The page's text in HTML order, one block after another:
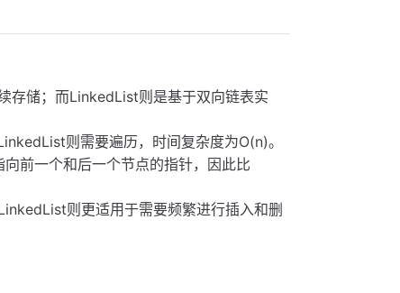
存储；而LinkedList则是基于双向链表实
则需要遍历，时间复杂度为O(n)。
前一个和后一个节点的指针，因此比
则更适用于需要频繁进行插入和删